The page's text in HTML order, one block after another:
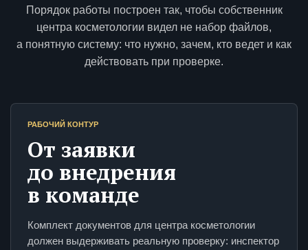
Порядок работы построен так, чтобы собственник
центра косметологии видел не набор файлов,
а понятную систему: что нужно, зачем, кто ведет и как
действовать при проверке.
РАБОЧИЙ КОНТУР
От заявки
до внедрения
в команде
Комплект документов для центра косметологии
должен выдерживать реальную проверку: инспектор